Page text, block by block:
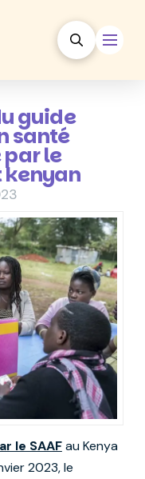
guide
santé
le
le SAAFau Kenya
2023, le